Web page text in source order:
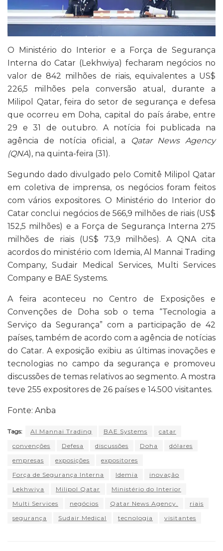
O Ministério do Interior e a Força de Segurança
Interna do Catar (Lekhwiya) fecharam negócios no
valor de 842 milhões de riais, equivalentes a US$
226,5 milhões pela conversão atual, durante a
Milipol Qatar, feira do setor de segurança e defesa
que ocorreu em Doha, capital do país árabe, entre
29 e 31 de outubro. A notícia foi publicada na
agência de notícia oficial, a
Qatar News Agency
(QNA), na quinta-feira (31).
Segundo dado divulgado pelo Comitê Milipol Qatar
em coletiva de imprensa, os negócios foram feitos
com vários expositores. O Ministério do Interior do
Catar conclui negócios de 566,9 milhões de riais (US$
152,5 milhões) e a Força de Segurança Interna 275
milhões de riais (US$ 73,9 milhões). A QNA cita
acordos do ministério com Idemia, Al Mannai Trading
Company, Sudair Medical Services, Multi Services
Company e BAE Systems.
A feira aconteceu no Centro de Exposições e
Convenções de Doha sob o tema “Tecnologia a
Serviço da Segurança” com a participação de 42
países, também de acordo com a agência de notícias
do Catar. A exposição exibiu as últimas inovações e
tecnologias no campo da segurança e promoveu
discussões de temas relativos ao segmento. A mostra
teve 255 expositores de 26 países e 14.500 visitantes.
Fonte: Anba
Tags: Al Mannai Trading BAE Systems
catar
convenções
Defesa discussões Doha
dólares
empresas
exposições
expositores
Força de Segurança Interna
Idemia
inovação
Lekhwiya
Milipol Qatar
Ministério do Interior
Multi Services
negócios Qatar News Agency.
riais
segurança
Sudair Medical tecnologia visitantes